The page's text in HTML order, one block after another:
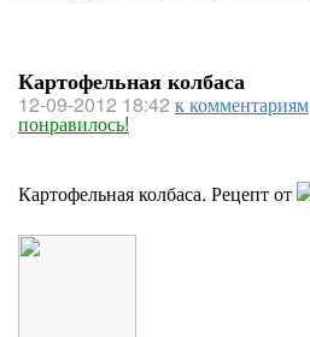
Картофельная колбаса
12-09-2012 18:42 к комментариям
понравилось!
Картофельная колбаса. Рецепт от